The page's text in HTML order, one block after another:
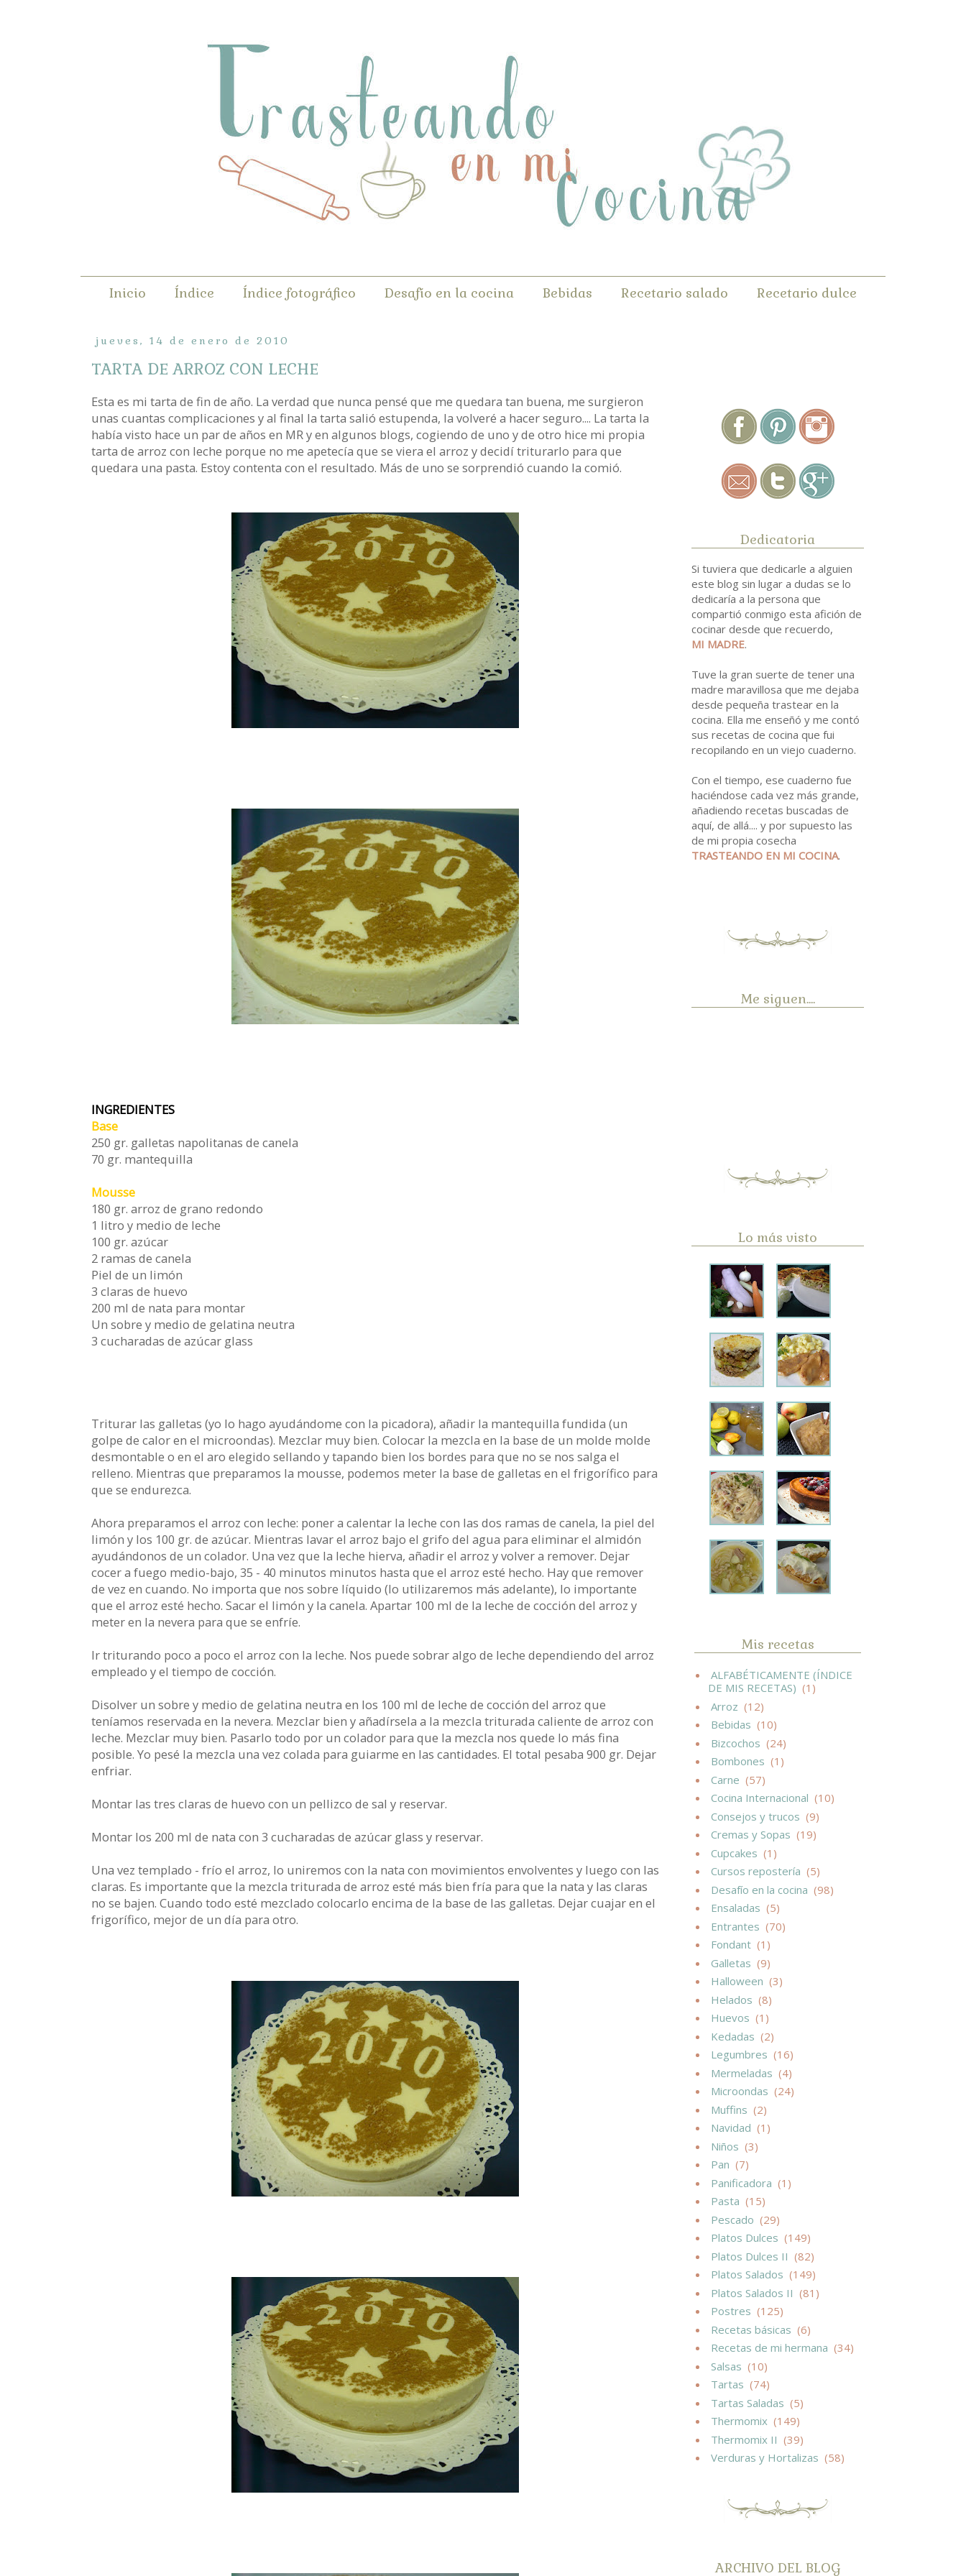
Inicio Índice Índice fotográfico Desafío en la cocina Bebidas Recetario salado Recetario dulce
jueves, 14 de enero de 2010
TARTA DE ARROZ CON LECHE
Esta es mi tarta de fin de año. La verdad que nunca pensé que me quedara tan buena, me surgieron
unas cuantas complicaciones y al final la tarta salió estupenda, la volveré a hacer seguro.... La tarta la
había visto hace un par de años en MR y en algunos blogs, cogiendo de uno y de otro hice mi propia
tarta de arroz con leche porque no me apetecía que se viera el arroz y decidí triturarlo para que
quedara una pasta. Estoy contenta con el resultado. Más de uno se sorprendió cuando la comió.
INGREDIENTES
Base
250 gr. galletas napolitanas de canela
70 gr. mantequilla
Mousse
180 gr. arroz de grano redondo
1 litro y medio de leche
100 gr. azúcar
2 ramas de canela
Piel de un limón
3 claras de huevo
200 ml de nata para montar
Un sobre y medio de gelatina neutra
3 cucharadas de azúcar glass
Triturar las galletas (yo lo hago ayudándome con la picadora), añadir la mantequilla fundida (un
golpe de calor en el microondas). Mezclar muy bien. Colocar la mezcla en la base de un molde molde
desmontable o en el aro elegido sellando y tapando bien los bordes para que no se nos salga el
relleno. Mientras que preparamos la mousse, podemos meter la base de galletas en el frigorífico para
que se endurezca.
Ahora preparamos el arroz con leche: poner a calentar la leche con las dos ramas de canela, la piel del
limón y los 100 gr. de azúcar. Mientras lavar el arroz bajo el grifo del agua para eliminar el almidón
ayudándonos de un colador. Una vez que la leche hierva, añadir el arroz y volver a remover. Dejar
cocer a fuego medio-bajo, 35 - 40 minutos minutos hasta que el arroz esté hecho. Hay que remover
de vez en cuando. No importa que nos sobre líquido (lo utilizaremos más adelante), lo importante
que el arroz esté hecho. Sacar el limón y la canela. Apartar 100 ml de la leche de cocción del arroz y
meter en la nevera para que se enfríe.
Ir triturando poco a poco el arroz con la leche. Nos puede sobrar algo de leche dependiendo del arroz
empleado y el tiempo de cocción.
Disolver un sobre y medio de gelatina neutra en los 100 ml de leche de cocción del arroz que
teníamos reservada en la nevera. Mezclar bien y añadírsela a la mezcla triturada caliente de arroz con
leche. Mezclar muy bien. Pasarlo todo por un colador para que la mezcla nos quede lo más fina
posible. Yo pesé la mezcla una vez colada para guiarme en las cantidades. El total pesaba 900 gr. Dejar
enfriar.
Montar las tres claras de huevo con un pellizco de sal y reservar.
Montar los 200 ml de nata con 3 cucharadas de azúcar glass y reservar.
Una vez templado - frío el arroz, lo uniremos con la nata con movimientos envolventes y luego con las
claras. Es importante que la mezcla triturada de arroz esté más bien fría para que la nata y las claras
no se bajen. Cuando todo esté mezclado colocarlo encima de la base de las galletas. Dejar cuajar en el
frigorífico, mejor de un día para otro.
Dedicatoria
Si tuviera que dedicarle a alguien
este blog sin lugar a dudas se lo
dedicaría a la persona que
compartió conmigo esta afición de
cocinar desde que recuerdo,
MI MADRE.
Tuve la gran suerte de tener una
madre maravillosa que me dejaba
desde pequeña trastear en la
cocina. Ella me enseñó y me contó
sus recetas de cocina que fui
recopilando en un viejo cuaderno.
Con el tiempo, ese cuaderno fue
haciéndose cada vez más grande,
añadiendo recetas buscadas de
aquí, de allá.... y por supuesto las
de mi propia cosecha
TRASTEANDO EN MI COCINA.
Me siguen....
Lo más visto
Mis recetas
ALFABÉTICAMENTE (ÍNDICE
DE MIS RECETAS) (1)
Arroz (12)
Bebidas (10)
Bizcochos (24)
Bombones (1)
Carne (57)
Cocina Internacional (10)
Consejos y trucos (9)
Cremas y Sopas (19)
Cupcakes (1)
Cursos repostería (5)
Desafío en la cocina (98)
Ensaladas (5)
Entrantes (70)
Fondant (1)
Galletas (9)
Halloween (3)
Helados (8)
Huevos (1)
Kedadas (2)
Legumbres (16)
Mermeladas (4)
Microondas (24)
Muffins (2)
Navidad (1)
Niños (3)
Pan (7)
Panificadora (1)
Pasta (15)
Pescado (29)
Platos Dulces (149)
Platos Dulces II (82)
Platos Salados (149)
Platos Salados II (81)
Postres (125)
Recetas básicas (6)
Recetas de mi hermana (34)
Salsas (10)
Tartas (74)
Tartas Saladas (5)
Thermomix (149)
Thermomix II (39)
Verduras y Hortalizas (58)
ARCHIVO DEL BLOG